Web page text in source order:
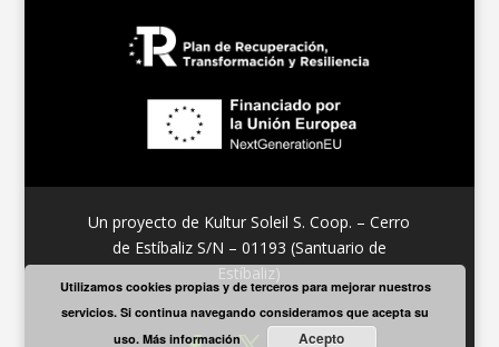
Un proyecto de Kultur Soleil S. Coop. – Cerro
de Estíbaliz S/N – 01193 (Santuario de
Estíbaliz)
Utilizamos cookies propias y de terceros para mejorar nuestros
servicios. Si continua navegando consideramos que acepta su
uso. Más información Acepto